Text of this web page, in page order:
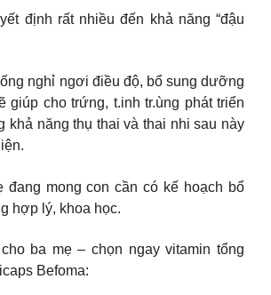
định rất nhiều đến khả năng “đậu
nghỉ ngơi điều độ, bổ sung dưỡng
giúp cho trứng, t.inh tr.ùng phát triển
khả năng thụ thai và thai nhi sau này
đang mong con cần có kế hoạch bổ
hợp lý, khoa học.
ba mẹ – chọn ngay vitamin tổng
Befoma: